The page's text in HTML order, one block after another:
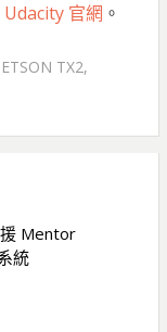
Udacity 官網 。
JETSON TX2,
Mentor
統